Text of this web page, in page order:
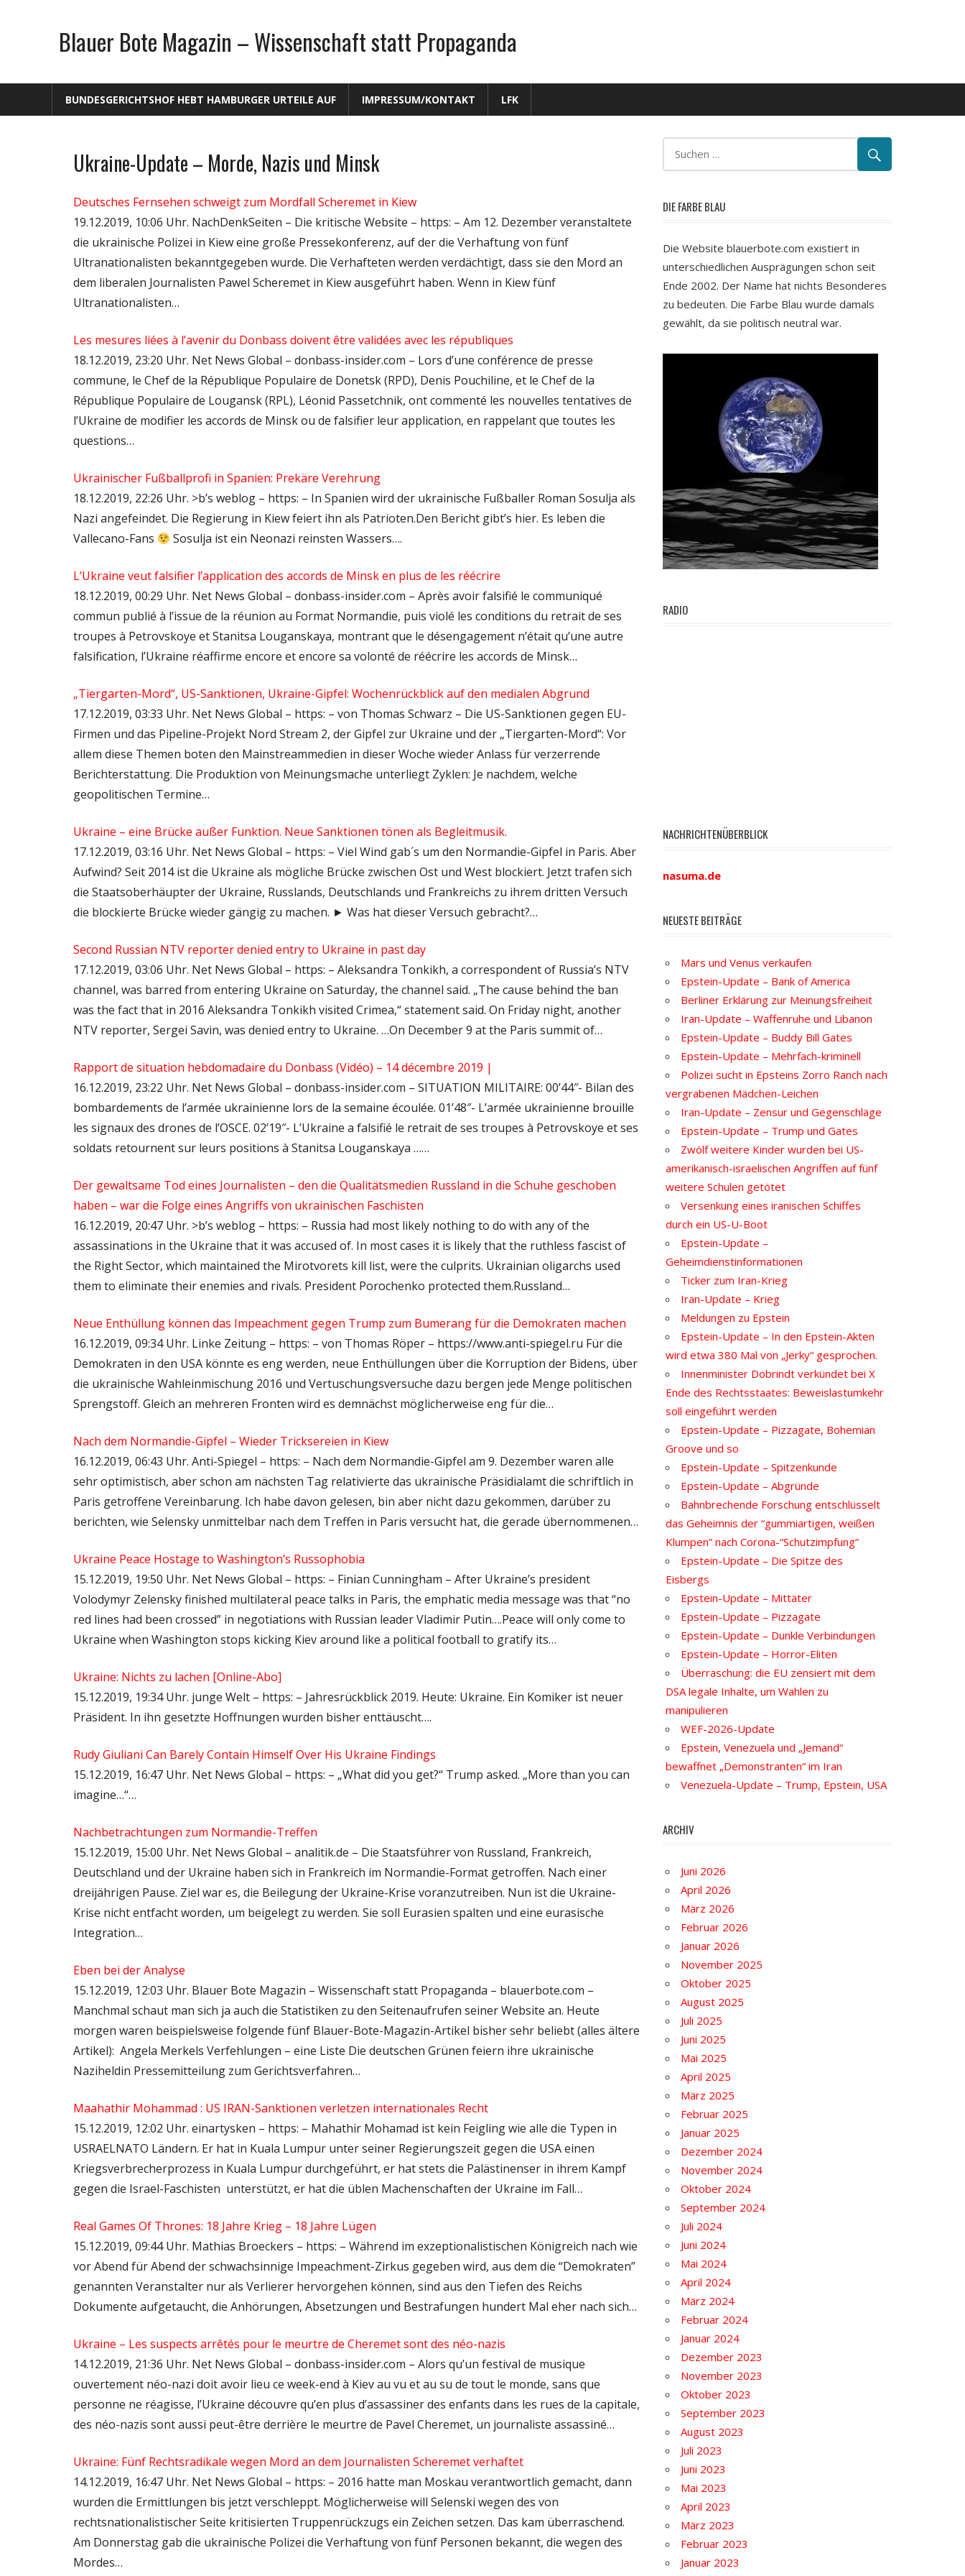
Blauer Bote Magazin – Wissenschaft statt Propaganda
BUNDESGERICHTSHOF HEBT HAMBURGER URTEILE AUF IMPRESSUM/KONTAKT LFK
Gesellschaft
Politik
Wissenschaft
Ukraine-Update – Morde, Nazis und Minsk
Deutsches Fernsehen schweigt zum Mordfall Scheremet in Kiew
19.12.2019, 10:06 Uhr. NachDenkSeiten – Die kritische Website – https: – Am 12. Dezember veranstaltete
die ukrainische Polizei in Kiew eine große Pressekonferenz, auf der die Verhaftung von fünf
Ultranationalisten bekanntgegeben wurde. Die Verhafteten werden verdächtigt, dass sie den Mord an
dem liberalen Journalisten Pawel Scheremet in Kiew ausgeführt haben. Wenn in Kiew fünf
Ultranationalisten…
Les mesures liées à l’avenir du Donbass doivent être validées avec les républiques
18.12.2019, 23:20 Uhr. Net News Global – donbass-insider.com – Lors d’une conférence de presse
commune, le Chef de la République Populaire de Donetsk (RPD), Denis Pouchiline, et le Chef de la
République Populaire de Lougansk (RPL), Léonid Passetchnik, ont commenté les nouvelles tentatives de
l’Ukraine de modifier les accords de Minsk ou de falsifier leur application, en rappelant que toutes les
questions…
Ukrainischer Fußballprofi in Spanien: Prekäre Verehrung
18.12.2019, 22:26 Uhr. >b’s weblog – https: – In Spanien wird der ukrainische Fußballer Roman Sosulja als
Nazi angefeindet. Die Regierung in Kiew feiert ihn als Patrioten.Den Bericht gibt’s hier. Es leben die
Vallecano-Fans
Sosulja ist ein Neonazi reinsten Wassers….
L’Ukraine veut falsifier l’application des accords de Minsk en plus de les réécrire
18.12.2019, 00:29 Uhr. Net News Global – donbass-insider.com – Après avoir falsifié le communiqué
commun publié à l’issue de la réunion au Format Normandie, puis violé les conditions du retrait de ses
troupes à Petrovskoye et Stanitsa Louganskaya, montrant que le désengagement n’était qu’une autre
falsification, l’Ukraine réaffirme encore et encore sa volonté de réécrire les accords de Minsk…
„Tiergarten-Mord“, US-Sanktionen, Ukraine-Gipfel: Wochenrückblick auf den medialen Abgrund
17.12.2019, 03:33 Uhr. Net News Global – https: – von Thomas Schwarz – Die US-Sanktionen gegen EU-
Firmen und das Pipeline-Projekt Nord Stream 2, der Gipfel zur Ukraine und der „Tiergarten-Mord“: Vor
allem diese Themen boten den Mainstreammedien in dieser Woche wieder Anlass für verzerrende
Berichterstattung. Die Produktion von Meinungsmache unterliegt Zyklen: Je nachdem, welche
geopolitischen Termine…
Ukraine – eine Brücke außer Funktion. Neue Sanktionen tönen als Begleitmusik.
17.12.2019, 03:16 Uhr. Net News Global – https: – Viel Wind gab´s um den Normandie-Gipfel in Paris. Aber
Aufwind? Seit 2014 ist die Ukraine als mögliche Brücke zwischen Ost und West blockiert. Jetzt trafen sich
die Staatsoberhäupter der Ukraine, Russlands, Deutschlands und Frankreichs zu ihrem dritten Versuch
die blockierte Brücke wieder gängig zu machen. ► Was hat dieser Versuch gebracht?…
Second Russian NTV reporter denied entry to Ukraine in past day
17.12.2019, 03:06 Uhr. Net News Global – https: – Aleksandra Tonkikh, a correspondent of Russia’s NTV
channel, was barred from entering Ukraine on Saturday, the channel said. „The cause behind the ban
was the fact that in 2016 Aleksandra Tonkikh visited Crimea,“ statement said. On Friday night, another
NTV reporter, Sergei Savin, was denied entry to Ukraine. …On December 9 at the Paris summit of…
Rapport de situation hebdomadaire du Donbass (Vidéo) – 14 décembre 2019 |
16.12.2019, 23:22 Uhr. Net News Global – donbass-insider.com – SITUATION MILITAIRE: 00’44″- Bilan des
bombardements de l’armée ukrainienne lors de la semaine écoulée. 01’48″- L’armée ukrainienne brouille
les signaux des drones de l’OSCE. 02’19″- L’Ukraine a falsifié le retrait de ses troupes à Petrovskoye et ses
soldats retournent sur leurs positions à Stanitsa Louganskaya ……
Der gewaltsame Tod eines Journalisten – den die Qualitätsmedien Russland in die Schuhe geschoben
haben – war die Folge eines Angriffs von ukrainischen Faschisten
16.12.2019, 20:47 Uhr. >b’s weblog – https: – Russia had most likely nothing to do with any of the
assassinations in the Ukraine that it was accused of. In most cases it is likely that the ruthless fascist of
the Right Sector, which maintained the Mirotvorets kill list, were the culprits. Ukrainian oligarchs used
them to eliminate their enemies and rivals. President Porochenko protected them.Russland…
Neue Enthüllung können das Impeachment gegen Trump zum Bumerang für die Demokraten machen
16.12.2019, 09:34 Uhr. Linke Zeitung – https: – von Thomas Röper – https://www.anti-spiegel.ru Für die
Demokraten in den USA könnte es eng werden, neue Enthüllungen über die Korruption der Bidens, über
die ukrainische Wahleinmischung 2016 und Vertuschungsversuche dazu bergen jede Menge politischen
Sprengstoff. Gleich an mehreren Fronten wird es demnächst möglicherweise eng für die…
Nach dem Normandie-Gipfel – Wieder Tricksereien in Kiew
16.12.2019, 06:43 Uhr. Anti-Spiegel – https: – Nach dem Normandie-Gipfel am 9. Dezember waren alle
sehr optimistisch, aber schon am nächsten Tag relativierte das ukrainische Präsidialamt die schriftlich in
Paris getroffene Vereinbarung. Ich habe davon gelesen, bin aber nicht dazu gekommen, darüber zu
berichten, wie Selensky unmittelbar nach dem Treffen in Paris versucht hat, die gerade übernommenen…
Ukraine Peace Hostage to Washington’s Russophobia
15.12.2019, 19:50 Uhr. Net News Global – https: – Finian Cunningham – After Ukraine’s president
Volodymyr Zelensky finished multilateral peace talks in Paris, the emphatic media message was that “no
red lines had been crossed” in negotiations with Russian leader Vladimir Putin….Peace will only come to
Ukraine when Washington stops kicking Kiev around like a political football to gratify its…
Ukraine: Nichts zu lachen [Online-Abo]
15.12.2019, 19:34 Uhr. junge Welt – https: – Jahresrückblick 2019. Heute: Ukraine. Ein Komiker ist neuer
Präsident. In ihn gesetzte Hoffnungen wurden bisher enttäuscht….
Rudy Giuliani Can Barely Contain Himself Over His Ukraine Findings
15.12.2019, 16:47 Uhr. Net News Global – https: – „What did you get?“ Trump asked. „More than you can
imagine…“…
Nachbetrachtungen zum Normandie-Treffen
15.12.2019, 15:00 Uhr. Net News Global – analitik.de – Die Staatsführer von Russland, Frankreich,
Deutschland und der Ukraine haben sich in Frankreich im Normandie-Format getroffen. Nach einer
dreijährigen Pause. Ziel war es, die Beilegung der Ukraine-Krise voranzutreiben. Nun ist die Ukraine-
Krise nicht entfacht worden, um beigelegt zu werden. Sie soll Eurasien spalten und eine eurasische
Integration…
Eben bei der Analyse
15.12.2019, 12:03 Uhr. Blauer Bote Magazin – Wissenschaft statt Propaganda – blauerbote.com –
Manchmal schaut man sich ja auch die Statistiken zu den Seitenaufrufen seiner Website an. Heute
morgen waren beispielsweise folgende fünf Blauer-Bote-Magazin-Artikel bisher sehr beliebt (alles ältere
Artikel): Angela Merkels Verfehlungen – eine Liste Die deutschen Grünen feiern ihre ukrainische
Naziheldin Pressemitteilung zum Gerichtsverfahren…
Maahathir Mohammad : US IRAN-Sanktionen verletzen internationales Recht
15.12.2019, 12:02 Uhr. einartysken – https: – Mahathir Mohamad ist kein Feigling wie alle die Typen in
USRAELNATO Ländern. Er hat in Kuala Lumpur unter seiner Regierungszeit gegen die USA einen
Kriegsverbrecherprozess in Kuala Lumpur durchgeführt, er hat stets die Palästinenser in ihrem Kampf
gegen die Israel-Faschisten unterstützt, er hat die üblen Machenschaften der Ukraine im Fall…
Real Games Of Thrones: 18 Jahre Krieg – 18 Jahre Lügen
15.12.2019, 09:44 Uhr. Mathias Broeckers – https: – Während im exzeptionalistischen Königreich nach wie
vor Abend für Abend der schwachsinnige Impeachment-Zirkus gegeben wird, aus dem die “Demokraten”
genannten Veranstalter nur als Verlierer hervorgehen können, sind aus den Tiefen des Reichs
Dokumente aufgetaucht, die Anhörungen, Absetzungen und Bestrafungen hundert Mal eher nach sich…
Ukraine – Les suspects arrêtés pour le meurtre de Cheremet sont des néo-nazis
14.12.2019, 21:36 Uhr. Net News Global – donbass-insider.com – Alors qu’un festival de musique
ouvertement néo-nazi doit avoir lieu ce week-end à Kiev au vu et au su de tout le monde, sans que
personne ne réagisse, l’Ukraine découvre qu’en plus d’assassiner des enfants dans les rues de la capitale,
des néo-nazis sont aussi peut-être derrière le meurtre de Pavel Cheremet, un journaliste assassiné…
Ukraine: Fünf Rechtsradikale wegen Mord an dem Journalisten Scheremet verhaftet
14.12.2019, 16:47 Uhr. Net News Global – https: – 2016 hatte man Moskau verantwortlich gemacht, dann
wurden die Ermittlungen bis jetzt verschleppt. Möglicherweise will Selenski wegen des von
rechtsnationalistischer Seite kritisierten Truppenrückzugs ein Zeichen setzen. Das kam überraschend.
Am Donnerstag gab die ukrainische Polizei die Verhaftung von fünf Personen bekannt, die wegen des
Mordes…
DIE FARBE BLAU
Die Website blauerbote.com existiert in
unterschiedlichen Ausprägungen schon seit
Ende 2002. Der Name hat nichts Besonderes
zu bedeuten. Die Farbe Blau wurde damals
gewählt, da sie politisch neutral war.
RADIO
NACHRICHTENÜBERBLICK
nasuma.de
NEUESTE BEITRÄGE
Mars und Venus verkaufen
Epstein-Update – Bank of America
Berliner Erklärung zur Meinungsfreiheit
Iran-Update – Waffenruhe und Libanon
Epstein-Update – Buddy Bill Gates
Epstein-Update – Mehrfach-kriminell
Polizei sucht in Epsteins Zorro Ranch nach
vergrabenen Mädchen-Leichen
Iran-Update – Zensur und Gegenschläge
Epstein-Update – Trump und Gates
Zwölf weitere Kinder wurden bei US-
amerikanisch-israelischen Angriffen auf fünf
weitere Schulen getötet
Versenkung eines iranischen Schiffes
durch ein US-U-Boot
Epstein-Update –
Geheimdienstinformationen
Ticker zum Iran-Krieg
Iran-Update – Krieg
Meldungen zu Epstein
Epstein-Update – In den Epstein-Akten
wird etwa 380 Mal von „Jerky“ gesprochen.
Innenminister Dobrindt verkündet bei X
Ende des Rechtsstaates: Beweislastumkehr
soll eingeführt werden
Epstein-Update – Pizzagate, Bohemian
Groove und so
Epstein-Update – Spitzenkunde
Epstein-Update – Abgründe
Bahnbrechende Forschung entschlüsselt
das Geheimnis der “gummiartigen, weißen
Klumpen” nach Corona-“Schutzimpfung”
Epstein-Update – Die Spitze des
Eisbergs
Epstein-Update – Mittäter
Epstein-Update – Pizzagate
Epstein-Update – Dunkle Verbindungen
Epstein-Update – Horror-Eliten
Überraschung: die EU zensiert mit dem
DSA legale Inhalte, um Wahlen zu
manipulieren
WEF-2026-Update
Epstein, Venezuela und „Jemand“
bewaffnet „Demonstranten“ im Iran
Venezuela-Update – Trump, Epstein, USA
ARCHIV
Juni 2026
April 2026
März 2026
Februar 2026
Januar 2026
November 2025
Oktober 2025
August 2025
Juli 2025
Juni 2025
Mai 2025
April 2025
März 2025
Februar 2025
Januar 2025
Dezember 2024
November 2024
Oktober 2024
September 2024
Juli 2024
Juni 2024
Mai 2024
April 2024
März 2024
Februar 2024
Januar 2024
Dezember 2023
November 2023
Oktober 2023
September 2023
August 2023
Juli 2023
Juni 2023
Mai 2023
April 2023
März 2023
Februar 2023
Januar 2023